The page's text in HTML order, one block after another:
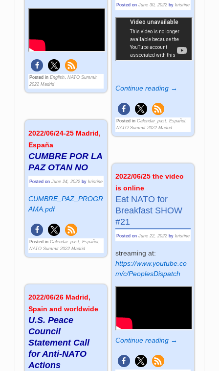
Posted in English,NATO Summit
2022 Madrid
Posted on June 30, 2022 by kristine
Continue reading →
Posted in Calendar_past, Español,
NATO Summit 2022 Madrid
2022/06/24-25 Madrid,
España
CUMBRE POR LA
PAZ OTAN NO
Posted onJune 24, 2022 bykristine
CUMBRE_PAZ_PROGR
AMA.pdf
Posted in Calendar_past ,Español
NATO Summit 2022 Madrid
2022/06/25 the video
is online
Eat NATO for
Breakfast SHOW
#21
Posted on June 22, 2022 by kristine
streaming at:
https://www.youtube.co
m/c/PeoplesDispatch
Continue reading →
2022/06/26 Madrid,
Spain and worldwide
U.S. Peace
Council
Statement Call
for Anti-NATO
Actions